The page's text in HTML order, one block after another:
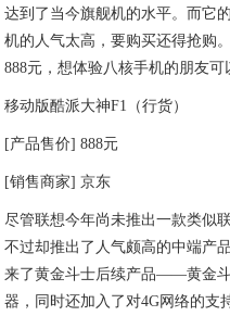
达到了当今旗舰机的水平。而它
机的人气太高，要购买还得抢购
888元，想体验八核手机的朋友可
移动版酷派大神F1（行货）
[产品售价] 888元
[销售商家] 京东
尽管联想今年尚未推出一款类似
不过却推出了人气颇高的中端
来了黄金斗士后续产品——黄金
器，同时还加入了对4G网络的支